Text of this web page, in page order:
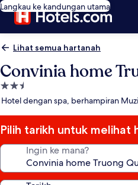
Langkau ke kandungan utama
Lihat semua hartanah
Convinia home
Hartanah
2.5
Hotel dengan spa, berhampiran
Pilih tarikh untuk melihat
Ingin ke mana?